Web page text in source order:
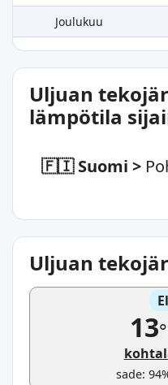
Joulukuu
Uljuan
lämpötila
🇫🇮 Suomi >
Uljuan
13
sade: